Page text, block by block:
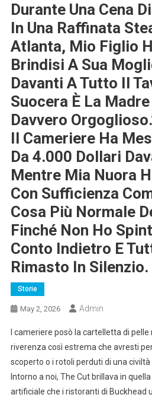
Durante Una Cena
In Una Raffinata
Atlanta, Mio Figlio
Brindisi A Sua
Davanti A Tutto Il
Suocera È La
Davvero
Il Cameriere Ha
Da 4.000 Dollari
Mentre Mia Nuora
Con Sufficienza
Cosa Più Normale
Finché Non Ho
Conto Indietro E
Rimasto In Silenzio.
Storie
May 2, 2026 Admin
l cameriere posò la cartelletta di
riverenza così estrema che avresti
scoperto o i rotoli perduti di una civiltà
Intorno a noi, The Cut brillava in
artificiale che i ristoranti di Buckhead